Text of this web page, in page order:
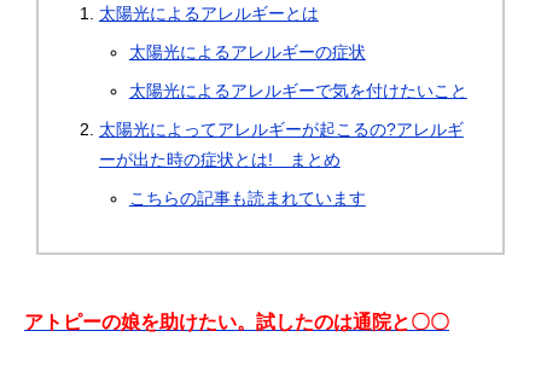
太陽光によるアレルギーとは
太陽光によるアレルギーの症状
太陽光によるアレルギーで気を付けたいこと
太陽光によってアレルギーが起こるの?アレルギ
ーが出た時の症状とは! まとめ
こちらの記事も読まれています
アトピーの娘を助けたい。試したのは通院と〇〇